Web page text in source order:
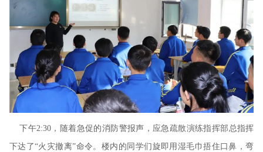
下午2:30 ，随着急促的消防警报声，应急疏散演练指挥部总指挥
下达了“火灾撤离”命令。楼内的同学们旋即用湿毛巾捂住口鼻，弯